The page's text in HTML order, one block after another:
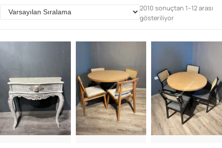
Parolanızı mı unuttunuz?
Hesap Oluştur
2010 sonuçtan 1–12 arası
gösteriliyor